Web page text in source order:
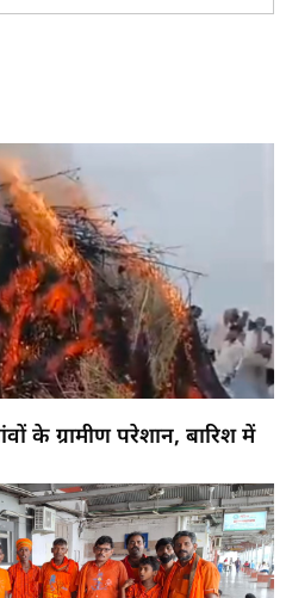
के ग्रामीण परेशान, बारिश में